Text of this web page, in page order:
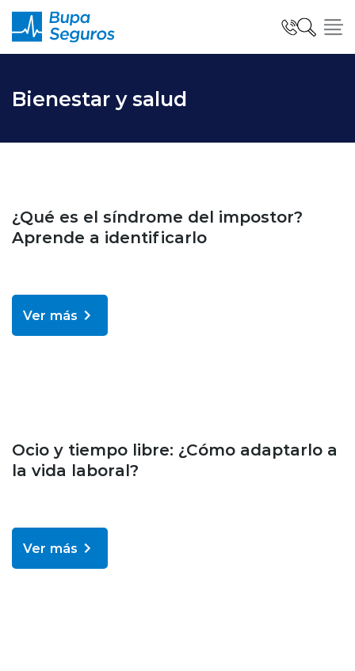
Seguros para Personas
Seguro Salud Global
Centro de Ayuda
Bienestar y salud
¿Qué es el síndrome del impostor?
Aprende a identificarlo
Ver más
Ocio y tiempo libre: ¿Cómo adaptarlo a
la vida laboral?
Ver más